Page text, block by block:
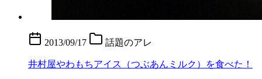
2013/09/17 話題のアレ
井村屋やわもちアイス（つぶあんミルク）を食べた！